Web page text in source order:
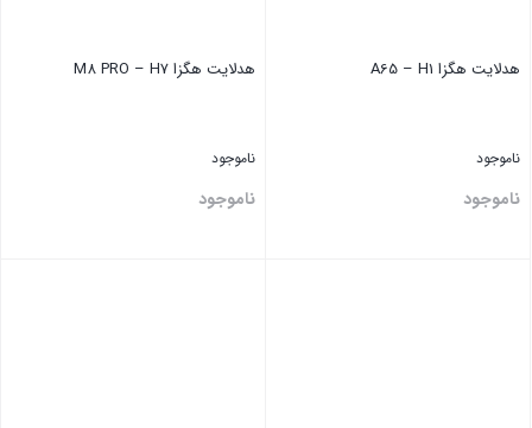
هدلایت هگزا A65 – H1
ناموجود
ناموجود
هدلایت هگزا M8 PRO – H7
ناموجود
ناموجود